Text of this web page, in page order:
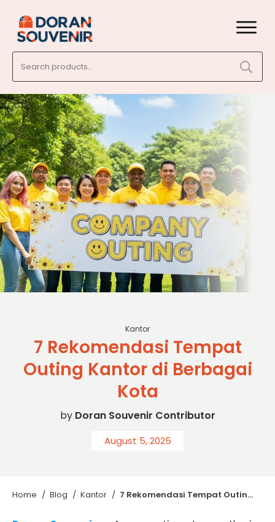
for:
Kantor
7 Rekomendasi Tempat
Outing Kantor di Berbagai
Kota
by Doran Souvenir Contributor
August 5, 2025
Home / Blog / Kantor / 7 Rekomendasi Tempat Outing Kantor di Berbagai Kota